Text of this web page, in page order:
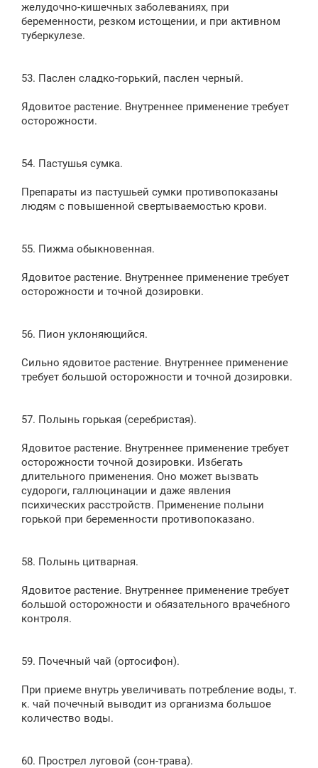
желудочно-кишечных заболеваниях, при
беременности, резком истощении, и при активном
туберкулезе.
53. Паслен сладко-горький, паслен черный.
Ядовитое растение. Внутреннее применение требует
осторожности.
54. Пастушья сумка.
Препараты из пастушьей сумки противопоказаны
людям с повышенной свертываемостью крови.
55. Пижма обыкновенная.
Ядовитое растение. Внутреннее применение требует
осторожности и точной дозировки.
56. Пион уклоняющийся.
Сильно ядовитое растение. Внутреннее применение
требует большой осторожности и точной дозировки.
57. Полынь горькая (серебристая).
Ядовитое растение. Внутреннее применение требует
осторожности точной дозировки. Избегать
длительного применения. Оно может вызвать
судороги, галлюцинации и даже явления
психических расстройств. Применение полыни
горькой при беременности противопоказано.
58. Полынь цитварная.
Ядовитое растение. Внутреннее применение требует
большой осторожности и обязательного врачебного
контроля.
59. Почечный чай (ортосифон).
При приеме внутрь увеличивать потребление воды, т.
к. чай почечный выводит из организма большое
количество воды.
60. Прострел луговой (сон-трава).